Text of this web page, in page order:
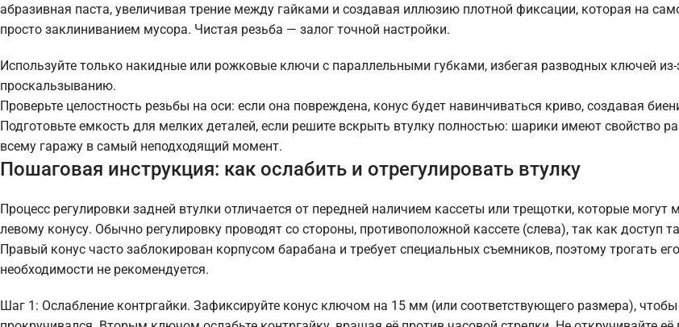
абразивная паста, увеличивая трение между гайками и создавая иллюзию плотной фиксации, которая на
просто заклиниванием мусора. Чистая резьба — залог точной настройки.
Используйте только накидные или рожковые ключи с параллельными губками, избегая разводных ключей из-
проскальзыванию.
Проверьте целостность резьбы на оси: если она повреждена, конус будет навинчиваться криво, создавая
Подготовьте емкость для мелких деталей, если решите вскрыть втулку полностью: шарики имеют свойство
всему гаражу в самый неподходящий момент.
Пошаговая инструкция: как ослабить и отрегулировать втулку
Процесс регулировки задней втулки отличается от передней наличием кассеты или трещотки, которые могут
левому конусу. Обычно регулировку проводят со стороны, противоположной кассете (слева), так как доступ
Правый конус часто заблокирован корпусом барабана и требует специальных съемников, поэтому трогать
необходимости не рекомендуется.
Шаг 1: Ослабление контргайки. Зафиксируйте конус ключом на 15 мм (или соответствующего размера),